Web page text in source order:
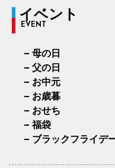
イベント
EVENT
母の日
父の日
お中元
お歳暮
おせち
福袋
ブラックフライデ